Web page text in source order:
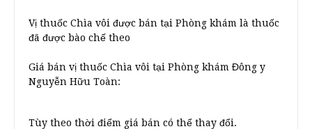
Vị thuốc Chìa vôi được bán tại Phòng khám là thuốc
đã được bào chế theo
Giá bán vị thuốc Chìa vôi tại Phòng khám Đông y
Nguyễn Hữu Toàn:
Tùy theo thời điểm giá bán có thể thay đổi.